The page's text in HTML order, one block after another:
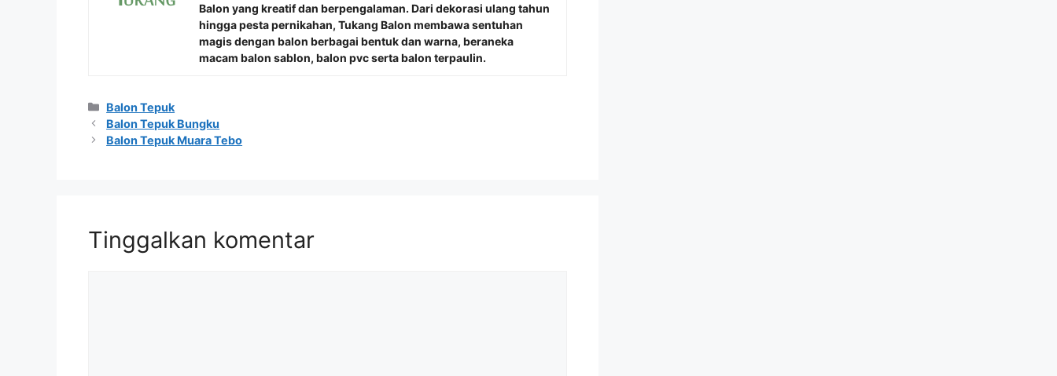
Balon yang kreatif dan berpengalaman. Dari dekorasi ulang tahun
hingga pesta pernikahan, Tukang Balon membawa sentuhan
magis dengan balon berbagai bentuk dan warna, beraneka
macam balon sablon, balon pvc serta balon terpaulin.
Kategori
Balon Tepuk
Balon Tepuk Bungku
Balon Tepuk Muara Tebo
Tinggalkan komentar